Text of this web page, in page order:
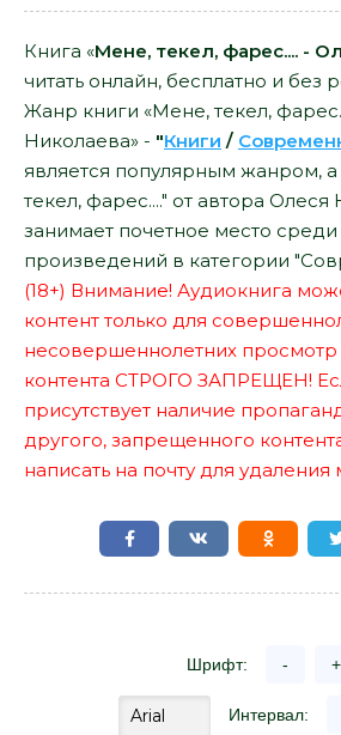
Книга «Мене, текел, фарес.... -
читать онлайн, бесплатно и без
Жанр книги «Мене, текел,
Николаева» - "Книги /
является популярным жанром,
текел, фарес...." от автора Олеся
занимает почетное место
произведений в категории
(18+) Внимание! Аудиокнига
контент только для
несовершеннолетних просмотр
контента СТРОГО ЗАПРЕЩЕН!
присутствует наличие
другого, запрещенного
написать на почту для удаления
Шрифт: - +
Интервал: